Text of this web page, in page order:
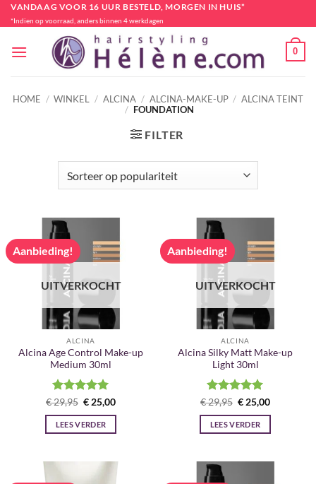
Ga
naar
VANDAAG VOOR 16 UUR BESTELD, MORGEN IN HUIS*
*Indien op voorraad, anders binnen 4 werkdagen
0
HOME / WINKEL / ALCINA / ALCINA-MAKE-UP / ALCINA TEINT
/ FOUNDATION
FILTER
Aanbieding!
UITVERKOCHT
ALCINA
Alcina Age Control Make-up
Medium 30ml
Gewaardeerd
5uit 5
€29,95 Oorspronkelijke
prijs
was:
€ 29,95.
€25,00Huidige
LEES VERDER
Aanbieding!
UITVERKOCHT
ALCINA
Alcina Silky Matt Make-up
Light 30ml
Gewaardeerd
5uit 5
€29,95 Oorspronkelijke
prijs
was:
€ 29,95.
€25,00Huidige
LEES VERDER